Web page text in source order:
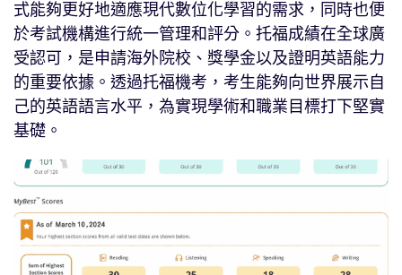
式能夠更好地適應現代數位化學習的需求，同時也便
於考試機構進行統一管理和評分。托福成績在全球廣
受認可，是申請海外院校、獎學金以及證明英語能力
的重要依據。透過托福機考，考生能夠向世界展示自
己的英語語言水平，為實現學術和職業目標打下堅實
基礎。